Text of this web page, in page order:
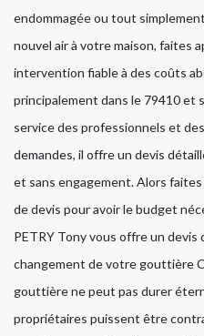
endommagée ou tout
nouvel air à votre maison, faites
intervention fiable à des coûts
principalement dans le 79410 et
service des professionnels et
demandes, il offre un devis
et sans engagement. Alors
de devis pour avoir le budget
PETRY Tony vous offre un
changement de votre gouttière
gouttière ne peut pas durer
propriétaires puissent être